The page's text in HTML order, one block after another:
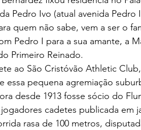
Pedro Ivo (atual avenida Pedro
quem não sabe, vem a ser o
Pedro I para a sua amante, a
Primeiro Reinado.
essa pequena agremiação
desde 1913 fosse sócio do
cadetes publicada em
rasa de 100 metros,